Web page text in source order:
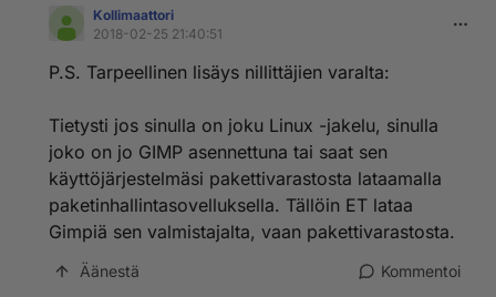
Kollimaattori
2018-02-25 21:40:51
P.S. Tarpeellinen lisäys nillittäjien varalta:
Tietysti jos sinulla on joku Linux -jakelu, sinulla
joko on jo GIMP asennettuna tai saat sen
käyttöjärjestelmäsi pakettivarastosta lataamalla
paketinhallintasovelluksella. Tällöin ET lataa
Gimpiä sen valmistajalta, vaan pakettivarastosta.
Äänestä Kommentoi